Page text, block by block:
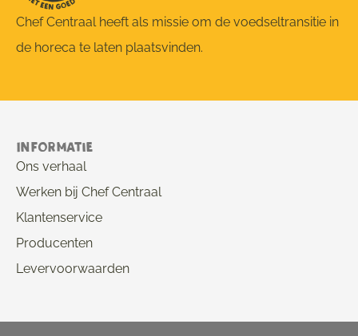
Chef Centraal heeft als missie om de voedseltransitie in
de horeca te laten plaatsvinden.
Informatie
Ons verhaal
Werken bij Chef Centraal
Klantenservice
Producenten
Levervoorwaarden